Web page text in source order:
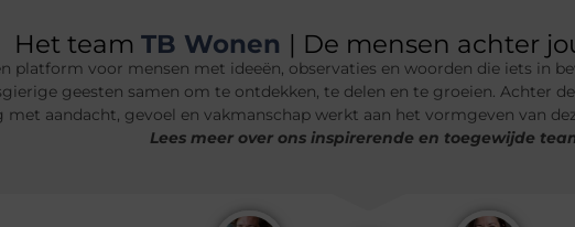
Het team TB Wonen | De mensen achter
platform voor mensen met ideeën, observaties en woorden die iets in
geesten samen om te ontdekken, te delen en te groeien. Achter
met aandacht, gevoel en vakmanschap werkt aan het vormgeven van
Lees meer over ons inspirerende en toegewijde